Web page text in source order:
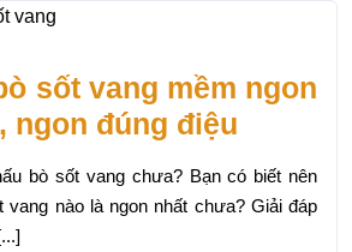
sốt vang mềm ngon
ngon đúng điệu
bò sốt vang chưa? Bạn có biết nên
vang nào là ngon nhất chưa? Giải đáp